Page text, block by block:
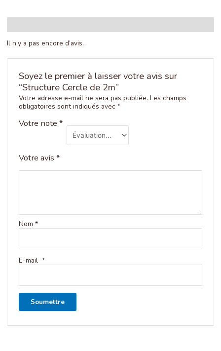
Il n’y a pas encore d’avis.
Soyez le premier à laisser votre avis sur
“Structure Cercle de 2m”
Votre adresse e-mail ne sera pas publiée. Les champs
obligatoires sont indiqués avec *
Votre note *
Votre avis *
Nom *
E-mail *